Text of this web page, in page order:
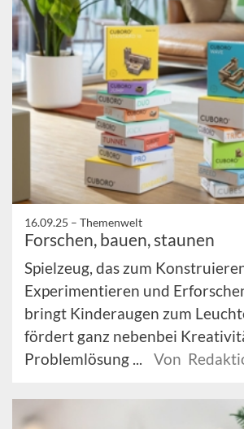
16.09.25 – Themenwelt
Forschen, bauen, staunen
Spielzeug, das zum
Experimentieren und
bringt Kinderaugen zum
fördert ganz nebenbei
Problemlösung ...
Von